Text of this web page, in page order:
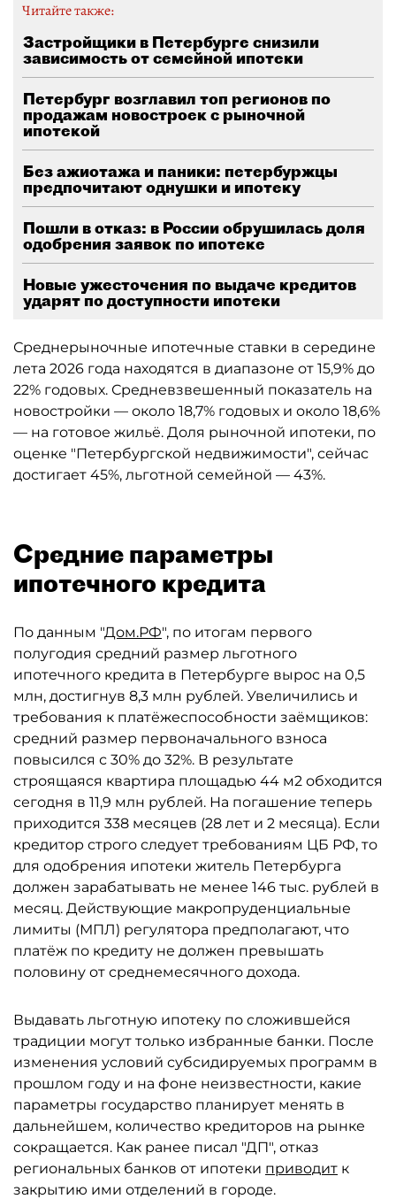
Читайте также:
Застройщики в Петербурге снизили
зависимость от семейной ипотеки
Петербург возглавил топ регионов по
продажам новостроек с рыночной
ипотекой
Без ажиотажа и паники: петербуржцы
предпочитают однушки и ипотеку
Пошли в отказ: в России обрушилась доля
одобрения заявок по ипотеке
Новые ужесточения по выдаче кредитов
ударят по доступности ипотеки
Среднерыночные ипотечные ставки в середине
лета 2026 года находятся в диапазоне от 15,9% до
22% годовых. Средневзвешенный показатель на
новостройки — около 18,7% годовых и около 18,6%
— на готовое жильё. Доля рыночной ипотеки, по
оценке "Петербургской недвижимости", сейчас
достигает 45%, льготной семейной — 43%.
Средние параметры
ипотечного кредита
По данным "Дом.РФ", по итогам первого
полугодия средний размер льготного
ипотечного кредита в Петербурге вырос на 0,5
млн, достигнув 8,3 млн рублей. Увеличились и
требования к платёжеспособности заёмщиков:
средний размер первоначального взноса
повысился с 30% до 32%. В результате
строящаяся квартира площадью 44 м2 обходится
сегодня в 11,9 млн рублей. На погашение теперь
приходится 338 месяцев (28 лет и 2 месяца). Если
кредитор строго следует требованиям ЦБ РФ, то
для одобрения ипотеки житель Петербурга
должен зарабатывать не менее 146 тыс. рублей в
месяц. Действующие макропруденциальные
лимиты (МПЛ) регулятора предполагают, что
платёж по кредиту не должен превышать
половину от среднемесячного дохода.
Выдавать льготную ипотеку по сложившейся
традиции могут только избранные банки. После
изменения условий субсидируемых программ в
прошлом году и на фоне неизвестности, какие
параметры государство планирует менять в
дальнейшем, количество кредиторов на рынке
сокращается. Как ранее писал "ДП", отказ
региональных банков от ипотеки приводит к
закрытию ими отделений в городе.